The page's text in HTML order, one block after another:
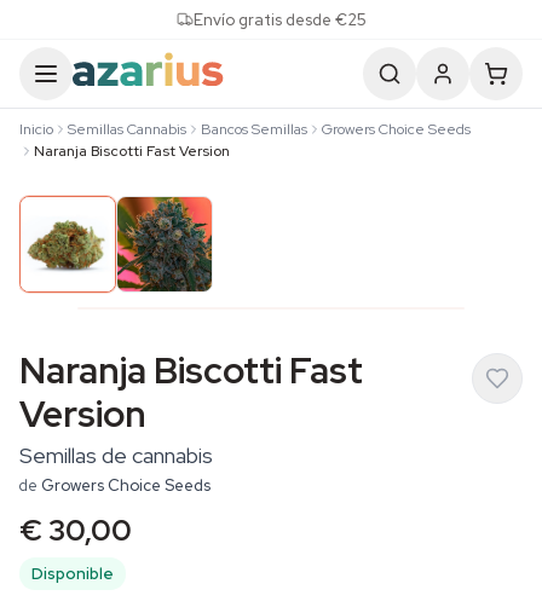
Envío gratis desde €25
Inicio Semillas Cannabis Bancos Semillas
Growers Choice Seeds
Naranja Biscotti Fast Version
Naranja Biscotti Fast
Version
Semillas de cannabis
de Growers Choice Seeds
€ 30,00
Disponible